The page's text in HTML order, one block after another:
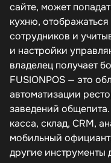
сайте, может
кухню,
сотрудников и
и настройки
владелец получает
FUSIONPOS — это
автоматизации
заведений
касса, склад, CRM,
мобильный
другие инструменты